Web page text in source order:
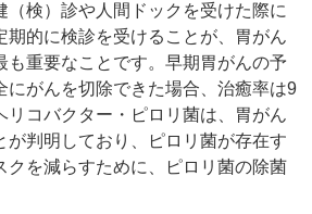
（検）診や人間ドックを受けた際に
期的に検診を受けることが、胃がん
も重要なことです。早期胃がんの予
にがんを切除できた場合、治癒率は9
リコバクター・ピロリ菌は、胃がん
が判明しており、ピロリ菌が存在す
クを減らすために、ピロリ菌の除菌